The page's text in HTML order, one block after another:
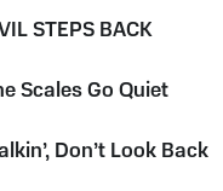
STEPS BACK
Scales Go Quiet
Don’t Look Back